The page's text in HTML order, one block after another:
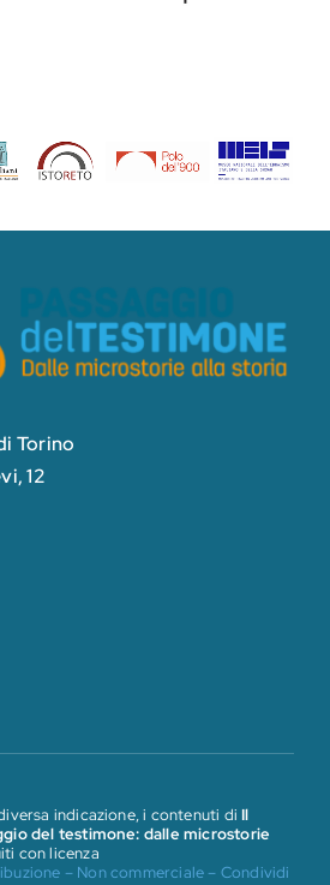
Torino
12
indicazione, i contenuti diIl
del testimone: dalle microstorie
con licenza
– Non commerciale – Condividi